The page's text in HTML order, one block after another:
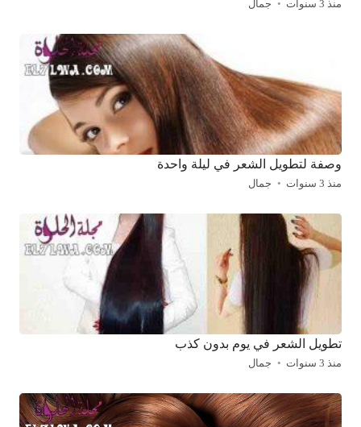
منذ 3 سنوات جمال
وصفة لتطويل الشعر في ليلة واحدة
منذ 3 سنوات جمال
تطويل الشعر في يوم بدون كذب
منذ 3 سنوات جمال